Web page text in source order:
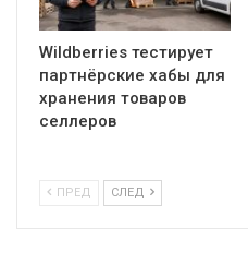
Wildberries тестирует
партнёрские хабы для
хранения товаров
селлеров
ПРЕД СЛЕД